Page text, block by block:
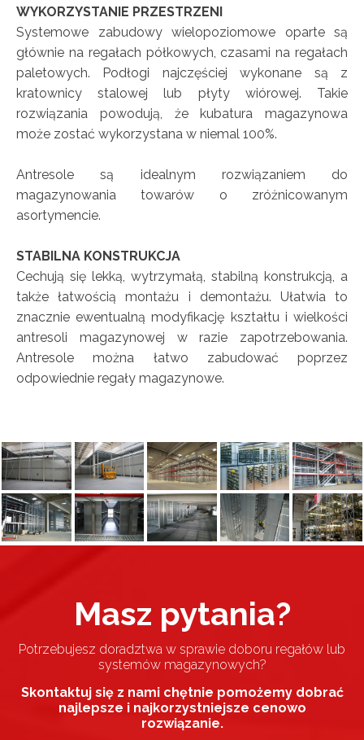
WYKORZYSTANIE PRZESTRZENI
Systemowe zabudowy wielopoziomowe oparte są
głównie na regałach półkowych, czasami na regałach
paletowych. Podłogi najczęściej wykonane są z
kratownicy stalowej lub płyty wiórowej. Takie
rozwiązania powodują, że kubatura magazynowa
może zostać wykorzystana w niemal 100%.
Antresole są idealnym rozwiązaniem do
magazynowania towarów o zróżnicowanym
asortymencie.
STABILNA KONSTRUKCJA
Cechują się lekką, wytrzymałą, stabilną konstrukcją, a
także łatwością montażu i demontażu. Ułatwia to
znacznie ewentualną modyfikację kształtu i wielkości
antresoli magazynowej w razie zapotrzebowania.
Antresole można łatwo zabudować poprzez
odpowiednie regały magazynowe.
Masz pytania?
Potrzebujesz doradztwa w sprawie doboru regałów lub
systemów magazynowych?
Skontaktuj się z nami chętnie pomożemy dobrać
najlepsze i najkorzystniejsze cenowo
rozwiązanie.